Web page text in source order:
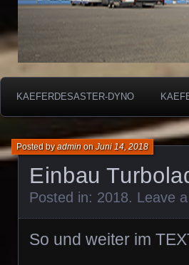
KAEFERDESASTER-DYNO
Einbau
Posted byadminonJuni 14, 2018
Posted in: 2018. Leave
So und weiter im